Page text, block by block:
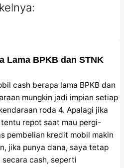
Lama BPKB dan STNK
cash berapa lama BPKB dan
mungkin jadi impian setiap
roda 4. Apalagi jika
repot saat mau pergi-
pembelian kredit mobil makin
jika punya dana, saya tetap
secara cash, seperti